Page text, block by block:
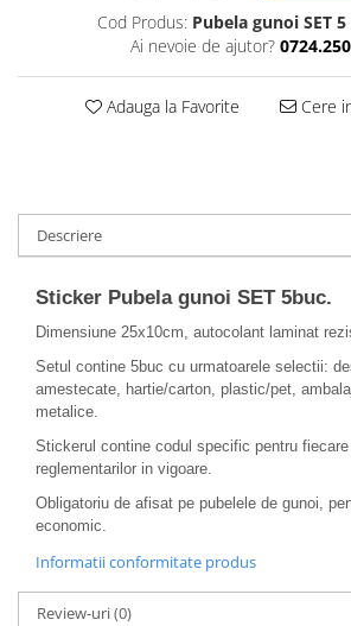
Cod Produs: Pubela gunoi SET
Ai nevoie de ajutor?
Adauga la Favorite Cere
Descriere
Sticker Pubela gunoi SET 5buc.
Dimensiune 25x10cm, autocolant laminat
Setul contine 5buc cu urmatoarele selectii:
amestecate, hartie/carton, plastic/pet,
metalice.
Stickerul contine codul specific pentru
reglementarilor in vigoare.
Obligatoriu de afisat pe pubelele de gunoi,
economic.
Informatii conformitate produs
Review-uri(0)